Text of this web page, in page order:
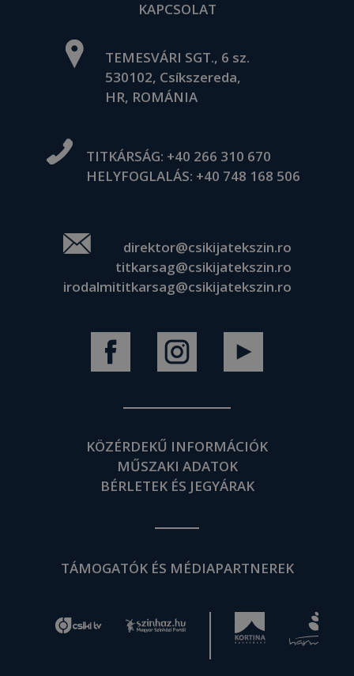
KAPCSOLAT
TEMESVÁRI SGT., 6 sz.
530102, Csíkszereda,
HR, ROMÁNIA
TITKÁRSÁG: +40 266 310 670
HELYFOGLALÁS: +40 748 168 506
direktor@csikijatekszin.ro
titkarsag@csikijatekszin.ro
irodalmititkarsag@csikijatekszin.ro
KÖZÉRDEKŰ INFORMÁCIÓK
MŰSZAKI ADATOK
BÉRLETEK ÉS JEGYÁRAK
TÁMOGATÓK ÉS MÉDIAPARTNEREK